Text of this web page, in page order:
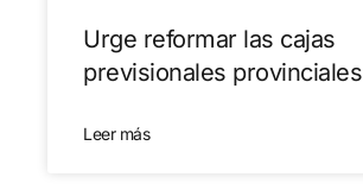
Urge reformar las cajas
previsionales provinciales
Leer más